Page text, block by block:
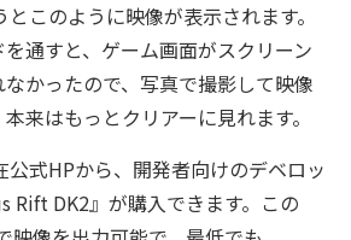
このように映像が表示されます。
通すと、ゲーム画面がスクリーン
かったので、写真で撮影して映像
来はもっとクリアーに見れます。
式HPから、開発者向けのデベロッ
Rift DK2』が購入できます。この